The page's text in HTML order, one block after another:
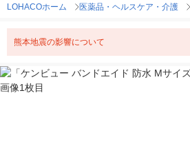
LOHACOホーム 医薬品・ヘルスケア・介護
熊本地震の影響について